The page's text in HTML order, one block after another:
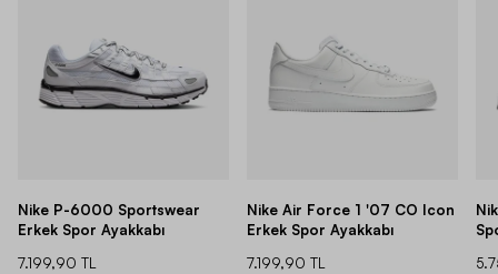
Nike P-6000 Sportswear
Erkek Spor Ayakkabı
7.199,90 TL
Nike Air Force 1 '07 CO Icon
Erkek Spor Ayakkabı
7.199,90 TL